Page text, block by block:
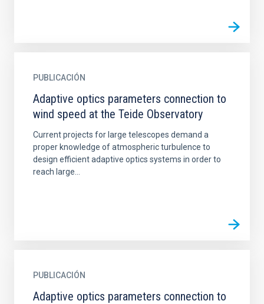
PUBLICACIÓN
Adaptive optics parameters connection to
wind speed at the Teide Observatory
Current projects for large telescopes demand a
proper knowledge of atmospheric turbulence to
design efficient adaptive optics systems in order to
reach large...
PUBLICACIÓN
Adaptive optics parameters connection to